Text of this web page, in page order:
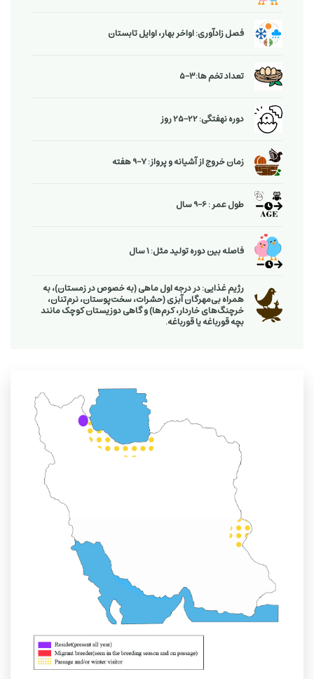
فصل زادآوری: اواخر بهار، اوایل تابستان
تعداد تخم ها:3-5
دوره نهفتگی: 22-25 روز
زمان خروج از آشیانه و پرواز: 7-9 هفته
طول عمر : 6-9 سال
فاصله بین دوره تولید مثل: 1 سال
رژیم غذایی: در درجه اول ماهی (به خصوص در زمستان)، به
همراه بی‌مهرگان آبزی (حشرات، سخت‌پوستان، نرم‌تنان،
خرچنگ‌های خاردار، کرم‌ها) و گاهی دوزیستان کوچک مانند
بچه قورباغه یا قورباغه.